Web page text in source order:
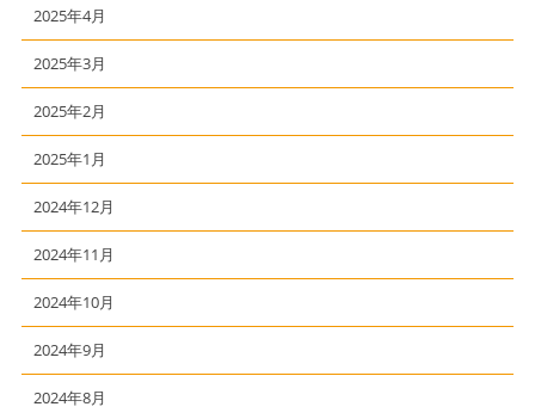
2025年4月
2025年3月
2025年2月
2025年1月
2024年12月
2024年11月
2024年10月
2024年9月
2024年8月